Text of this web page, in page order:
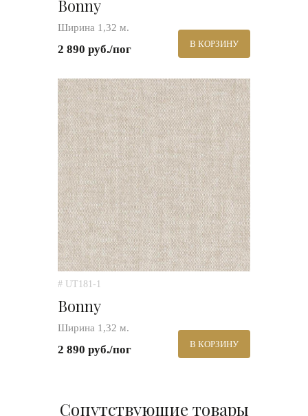
Bonny
Ширина 1,32 м.
2 890 руб./пог В КОРЗИНУ
# UT181-1
Bonny
Ширина 1,32 м.
2 890 руб./пог В КОРЗИНУ
Сопутствующие товары